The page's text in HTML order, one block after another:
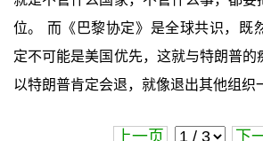
位。 而《巴黎协定》是全球共识，既
定不可能是美国优先，这就与特朗普的
以特朗普肯定会退，就像退出其他组织
上一页 下